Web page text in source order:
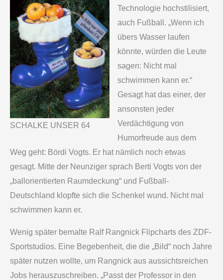
SCHALKE UNSER 64
Technologie hochstilisiert,
auch Fußball. „Wenn ich
übers Wasser laufen
könnte, würden die Leute
sagen: Nicht mal
schwimmen kann er.“
Gesagt hat das einer, der
ansonsten jeder
Verdächtigung von
Humorfreude aus dem
Weg geht: Bördi Vogts. Er hat nämlich noch etwas
gesagt. Mitte der Neunziger sprach Berti Vogts von der
„ballorientierten Raumdeckung“ und Fußball-
Deutschland klopfte sich die Schenkel wund. Nicht mal
schwimmen kann er.
Wenig später bemalte Ralf Rangnick Flipcharts des ZDF-
Sportstudios. Eine Begebenheit, die die „Bild“ noch Jahre
später nutzen wollte, um Rangnick aus aussichtsreichen
Jobs herauszuschreiben. „Passt der Professor in den